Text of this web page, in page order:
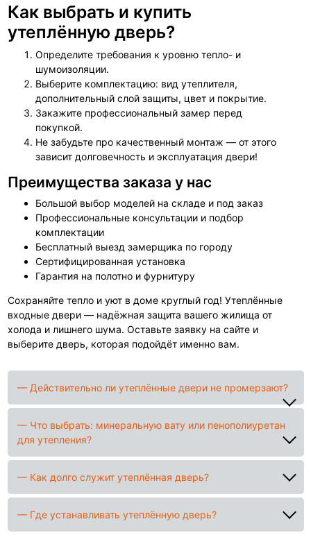
Как выбрать и купить
утеплённую дверь?
Определите требования к уровню тепло- и
шумоизоляции.
Выберите комплектацию: вид утеплителя,
дополнительный слой защиты, цвет и покрытие.
Закажите профессиональный замер перед
покупкой.
Не забудьте про качественный монтаж — от этого
зависит долговечность и эксплуатация двери!
Преимущества заказа у нас
Большой выбор моделей на складе и под заказ
Профессиональные консультации и подбор
комплектации
Бесплатный выезд замерщика по городу
Сертифицированная установка
Гарантия на полотно и фурнитуру
Сохраняйте тепло и уют в доме круглый год! Утеплённые
входные двери — надёжная защита вашего жилища от
холода и лишнего шума. Оставьте заявку на сайте и
выберите дверь, которая подойдёт именно вам.
— Действительно ли утеплённые двери не промерзают?
— Что выбрать: минеральную вату или пенополиуретан
для утепления?
— Как долго служит утеплённая дверь?
— Где устанавливать утеплённую дверь?